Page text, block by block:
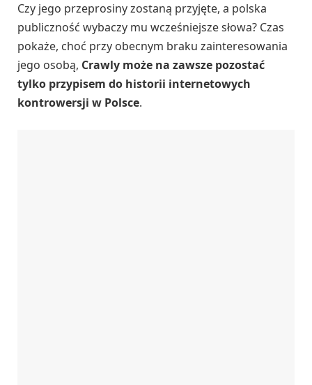
Czy jego przeprosiny zostaną przyjęte, a polska
publiczność wybaczy mu wcześniejsze słowa? Czas
pokaże, choć przy obecnym braku zainteresowania
jego osobą, Crawly może na zawsze pozostać
tylko przypisem do historii internetowych
kontrowersji w Polsce.